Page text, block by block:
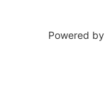
Powered by